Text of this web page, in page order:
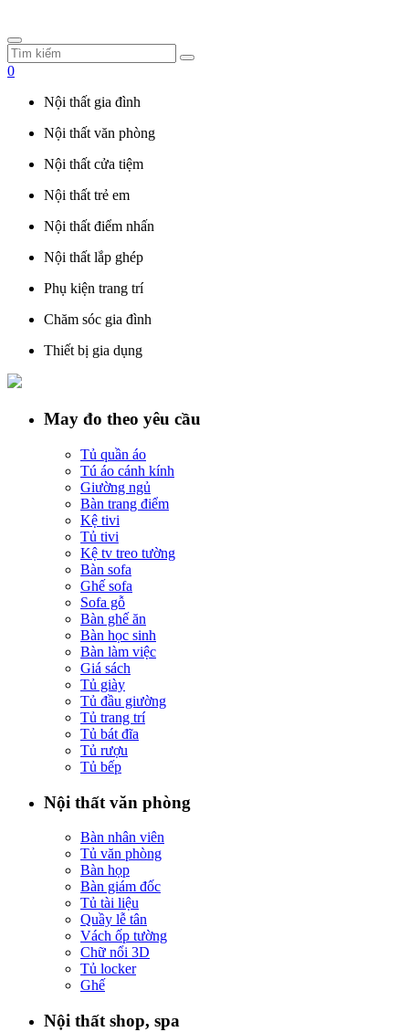
0
Nội thất gia đình
Nội thất văn phòng
Nội thất cửa tiệm
Nội thất trẻ em
Nội thất điểm nhấn
Nội thất lắp ghép
Phụ kiện trang trí
Chăm sóc gia đình
Thiết bị gia dụng
May đo theo yêu cầu
Tủ quần áo
Tú áo cánh kính
Giường ngủ
Bàn trang điểm
Kệ tivi
Tủ tivi
Kệ tv treo tường
Bàn sofa
Ghế sofa
Sofa gỗ
Bàn ghế ăn
Bàn học sinh
Bàn làm việc
Giá sách
Tủ giày
Tủ đầu giường
Tủ trang trí
Tủ bát đĩa
Tủ rượu
Tủ bếp
Nội thất văn phòng
Bàn nhân viên
Tủ văn phòng
Bàn họp
Bàn giám đốc
Tủ tài liệu
Quầy lễ tân
Vách ốp tường
Chữ nổi 3D
Tủ locker
Ghế
Nội thất shop, spa